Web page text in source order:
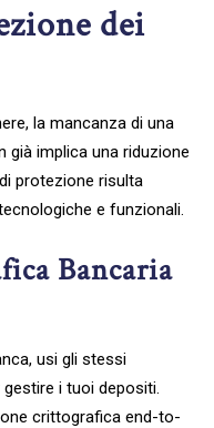
dei
la mancanza di una
già implica una riduzione
protezione risulta
e funzionali.
Bancaria
usi gli stessi
i tuoi depositi.
crittografica end-to-